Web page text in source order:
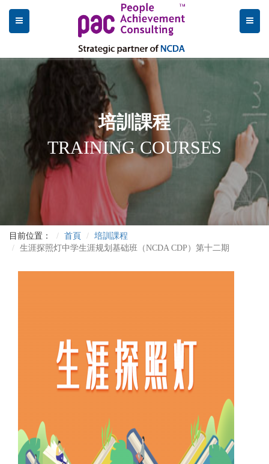
培訓課程
TRAINING COURSES
目前位置： 首頁
培訓課程
生涯探照灯中学生涯规划基础班（NCDA CDP）第十二期